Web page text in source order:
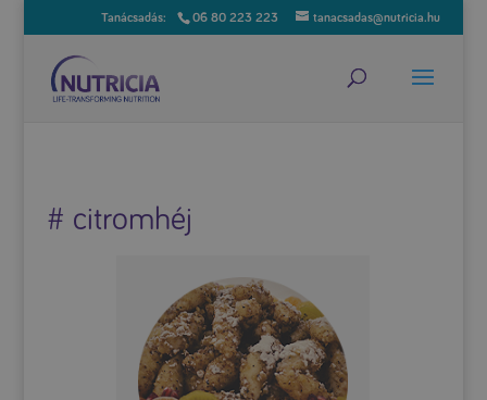
06 80 223 223 tanacsadas@nutricia.hu
# citromhéj